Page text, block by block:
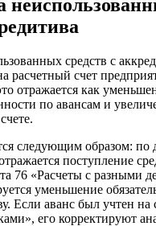
средств с
расчетный счет
отражается как
по авансам и
следующим образом: по
поступление
76 «Расчеты с разными
уменьшение
Если аванс был учтен на
его корректируют